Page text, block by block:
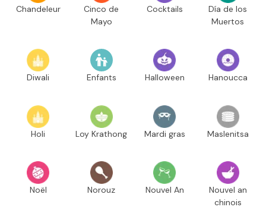
Chandeleur
Cinco de
Mayo
Cocktails
Día de los
Muertos
Diwali Enfants Halloween Hanoucca
Holi Loy Krathong Mardi gras Maslenitsa
Noël Norouz Nouvel An
Nouvel an
chinois